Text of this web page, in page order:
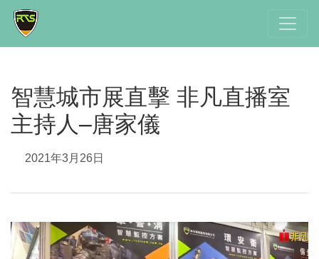
智慧城市展直擊 非凡直播室
主持人–唐家儀
2021年3月26日